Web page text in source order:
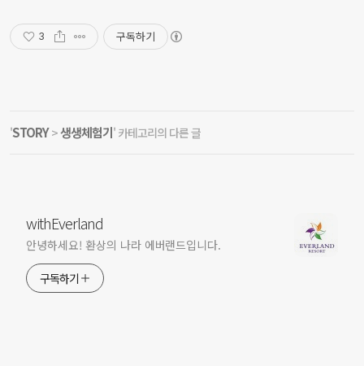
3 구독하기
'STORY>생생체험기' 카테고리의 다른 글
withEverland
안녕하세요! 환상의 나라 에버랜드입니다.
구독하기